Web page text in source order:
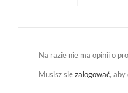
Na razie nie ma opinii o
Musisz sięzalogować, aby